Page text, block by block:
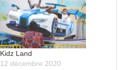
Kidz Land
12 décembre 2020